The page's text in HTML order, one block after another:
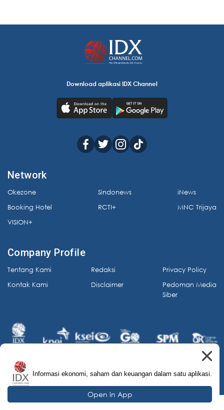
Download aplikasi IDX Channel
Network
Okezone
Booking Hotel
VISION+
Sindonews
RCTI+
iNews
MNC Trijaya
Company Profile
Tentang Kami
Kontak Kami
Redaksi
Disclaimer
Privacy Policy
Pedoman Media
Siber
© 2026 IDX Channel. All Rights Reserved.
Informasi ekonomi, saham dan keuangan dalam satu aplikasi.
Open in App